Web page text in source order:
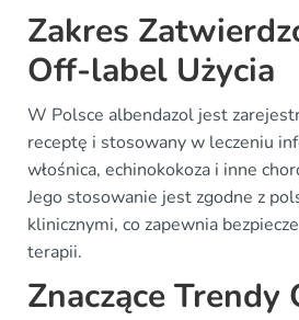
Zakres
Off-label Użycia
W Polsce albendazol jest
receptę i stosowany w leczeniu
włośnica, echinokokoza i inne
Jego stosowanie jest zgodne z
klinicznymi, co zapewnia
terapii.
Znaczące